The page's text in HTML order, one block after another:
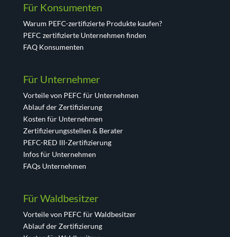
Für Konsumenten
Warum PEFC-zertifizierte Produkte kaufen?
PEFC zertifizierte Unternehmen finden
FAQ Konsumenten
Für Unternehmer
Vorteile von PEFC für Unternehmen
Ablauf der Zertifizierung
Kosten für Unternehmen
Zertifizierungsstellen & Berater
PEFC-RED III-Zertifizierung
Infos für Unternehmen
FAQs Unternehmen
Für Waldbesitzer
Vorteile von PEFC für Waldbesitzer
Ablauf der Zertifizierung